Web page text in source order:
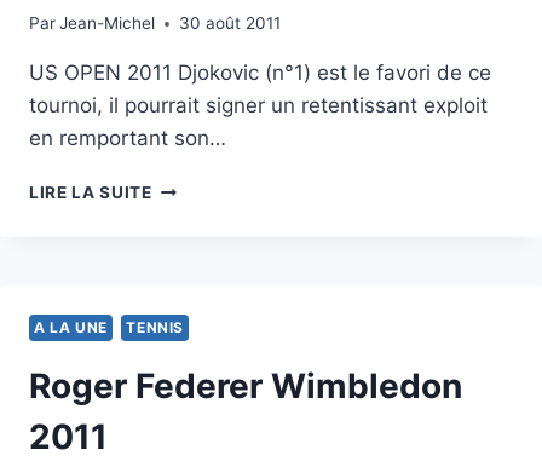
ParJean-Michel
30 août 2011 30 août 2011
US OPEN 2011 Djokovic (n°1) est le favori de ce
tournoi, il pourrait signer un retentissant exploit
en remportant son…
LIRE LA SUITETENNIS
EN
DIRECT
A LA UNE TENNIS
Roger Federer Wimbledon
2011